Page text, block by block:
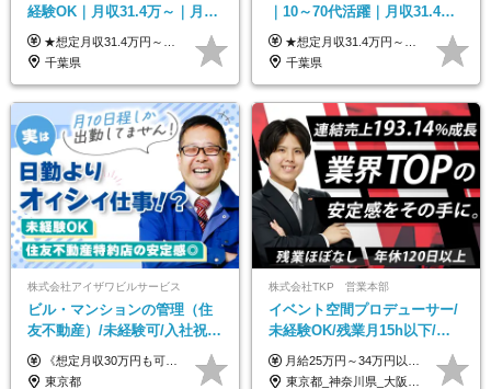
経験OK｜月収31.4万～｜月
2.5万の単身寮｜住宅手当&家
族手当｜入社祝い金15万
★想定月収31.4万円～＋賞与年2回（59万円以上） ★入社お祝い金15万円支給 ★水道+光熱費無料の家賃がリーズナブルな社員寮(単身寮)あり！ ★住宅手当&家族手当あり 月給24万5000円以上(基本給21万1000円＋業務別手当35,000円)＋賞与年2回（賞与支給額：59万円以上を想定）＋残業代全額 ※みなし残業なし！残業代は全額支給します。 ※資格手当・深夜手当など、様々な手当をご用意しています。 ※入社お祝い金は１か月経過後、3ヶ月経過後、6ヶ月経過後に各5万円ずつ給与に加算して支給いたします。 ※指定の検定資格をお持ちの方には別途手当を支給します。入社後に取得した場合は給与に加算し支給します。 ・施設警備 1級7,000円 2級4,000円 ・交通誘導 1級7,000円 2級4,000円 ・雑踏警備 1級7,000円 2級4,000円 など
千葉県
｜10～70代活躍｜月収31.4万
&賞与年2回｜家族・住宅手当
｜光熱費0円の単身寮
★想定月収31.4万円～＋賞与年2回（59万円以上） ★入社お祝い金15万円支給 ★水道+光熱費無料の家賃がリーズナブルな社員寮(単身寮)あり！ 月給24万5000円以上(基本給21万1000円＋業務別手当35,000円)＋賞与年2回（賞与支給額：59万円以上を想定）＋残業代全額 ※みなし残業なし！残業代は全額支給します。 ※資格手当・深夜手当など、様々な手当をご用意しています。 ※入社お祝い金は１か月経過後、3ヶ月経過後、6ヶ月経過後に各5万円ずつ給与に加算して支給いたします。 ※指定の検定資格をお持ちの方には別途手当を支給します。入社後に取得した場合は給与に加算し支給します。 ・施設警備 1級7,000円 2級4,000円 ・交通誘導 1級7,000円 2級4,000円 ・雑踏警備 1級7,000円 2級4,000円 など
千葉県
株式会社アイザワビルサービス
ビル・マンションの管理（住
友不動産）/未経験可/入社祝い
金10万円/月収30万円可/40～
50代活躍/S102
《想定月収30万円も可能！/想定年収380万円》 ■月給24万5000円以上＋賞与年2回(2カ月/2025年実績)＋時間外手当＋資格手当＋役職手当＋交通費 ………… ≪昇給、賞与、および各種諸手当について≫ ◇入社お祝い金（10万円 ※3カ月精勤後支給） ◇昇給/年1回 ◇賞与/年2回(2カ月/2025年実績) ◇時間外手当 ◇資格手当 └・ビル設備管理技能士1級（1万円/月） ・ビル設備管理技能士2級（5000円/月） ・建築物環境衛生管理技術者（1万円/月） ・防火管理技能者（3000円/月） ・消防設備士乙4類（3000円/月） 他 ◇役職手当 └・班長/サブリーダー/リーダー（5000円～2万円/月） ◇物件手当（最大2万円 ※物件により異なる） ◇退職金あり ※経験・年齢・能力を考慮した上、当社規定により優遇いたします。 ※3カ月の試用期間あり。その間の給与や福利厚生に差異はありません。 《モデル年収》 ・入社1年/35歳：年収380万円 ・入社3年/38歳：年収400万円
東京都
株式会社TKP 営業本部
イベント空間プロデューサー/
未経験OK/残業月15h以下/豊
富な福利厚生/全国募集/平均有
給取得日数14.9日
月給25万円～34万円以上＋各種手当＋残業代＋賞与年2回（昨年度2～4ヶ月分） 初年度想定年収：350万円～ ＜クラス・経験別の月給目安＞ ■メンバークラス：月給25万円以上 ■店長やSVなどのマネジメント経験者：月給30万円～スタート可 ■リーダークラス：月給34万円以上 ※月給は配属エリア・経験・能力を考慮して決定します（前職の経験・収入をお聞かせください）。 ※上記にはみなし残業手当20～30時間分（メンバー：3万1134円以上、経験5年以上：5万2448円以上、リーダー：5万9441円以上）を含みます。 ※超過分は別途支給いたします。
東京都_神奈川県_大阪府_愛知県_北海道_宮城県_静岡県_京都府_広島県_福岡県